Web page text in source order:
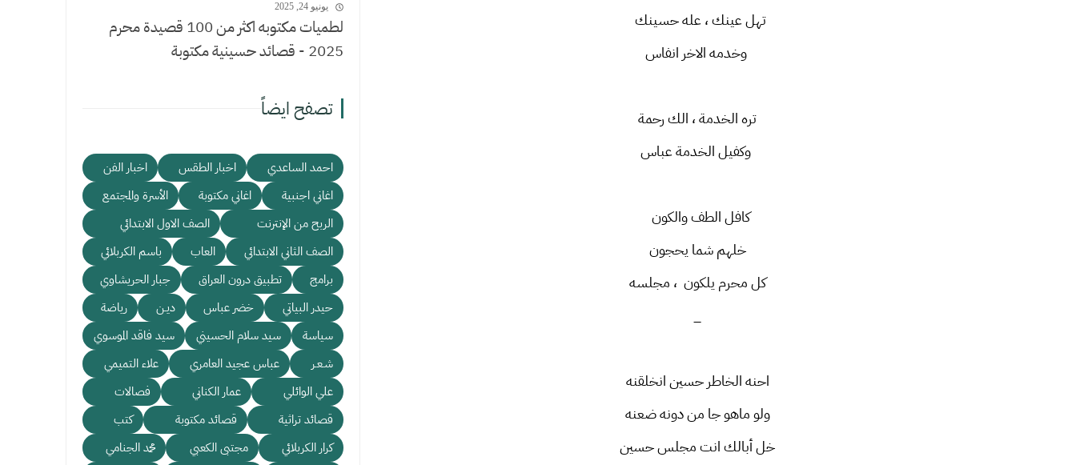
تهل عينك ، عله حسينك
وخدمه الاخر انفاس
تره الخدمة ، الك رحمة
وكفيل الخدمة عباس
كافل الطف والكون
خلهم شما يحجون
كل محرم يلكون ، مجلسه
احنه الخاطر حسين انخلقنه
ولو ماهو جا من دونه ضعنه
خل أبالك انت مجلس حسين
يونيو 24, 2025
لطميات مكتوبه اكثر من 100 قصيدة محرم
2025 - قصائد حسينية مكتوبة
تصفح ايضاً
احمد الساعدي اخبار الطقس
اخبار الفن
اغاني اجنبية
اغاني مكتوبة
الأسرة والمجتمع
الربح من الإنترنت
الصف الاول الابتدائي
الصف الثاني الابتدائي
العاب
باسم الكربلائي
برامج
تطبيق درون العراق
جبار الحريشاوي
حيدر البياتي
خضر عباس ديـن
رياضة
سياسة
سيد سلام الحسيني
سيد فاقد الموسوي
شـعـر
عباس عجيد العامري
علاء التميمي
علي الوائلي
عمار الكناني
فصالات
قصائد تراثية
قصائد مكتوبة
كتب
كرار الكربلائي
مجتبى الكعبي
محمد الجنامي